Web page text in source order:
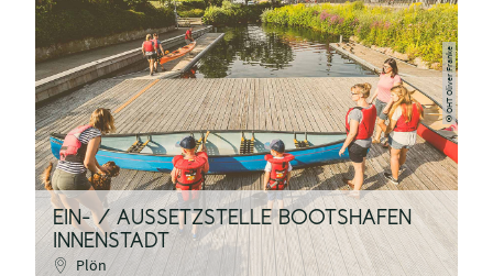
©
OHT Oliver Franke
EIN- / AUSSETZSTELLE BOOTSHAFEN
INNENSTADT
Plön